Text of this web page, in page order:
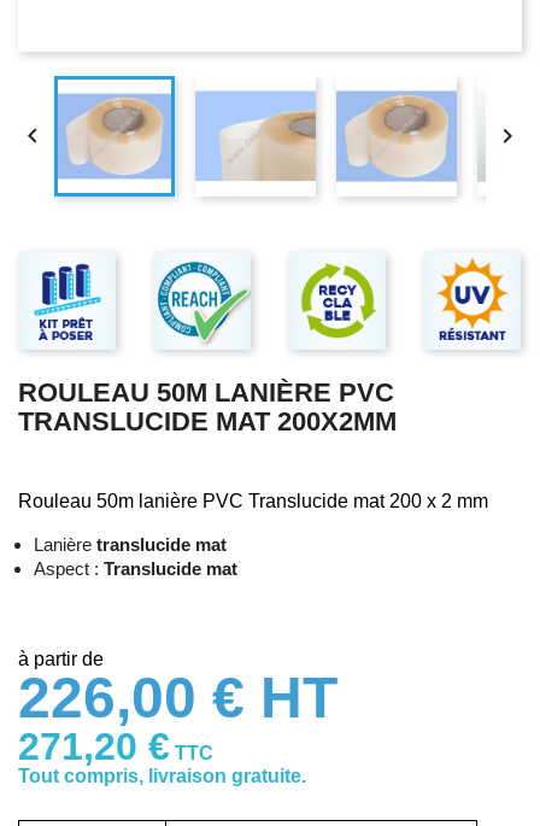
 
ROULEAU 50M LANIÈRE PVC
TRANSLUCIDE MAT 200X2MM
Rouleau 50m lanière PVC Translucide mat 200 x 2 mm
Lanière translucide mat
Aspect : Translucide mat
à partir de
226,00 € HT
271,20 € TTC
Tout compris, livraison gratuite.